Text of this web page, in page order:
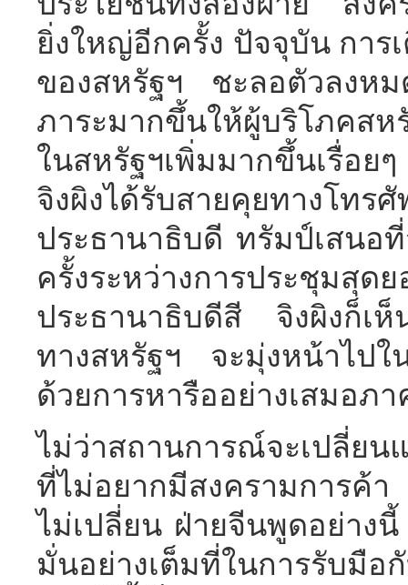
ยิ่งใหญ่อีกครั้ง ปัจจุบัน การ
ของสหรัฐฯ ชะลอตัวลงห
ภาระมากขึ้นให้ผู้บริโภคส
ในสหรัฐฯเพิ่มมากขึ้นเรื่อ
จิงผิงได้รับสายคุยทางโทร
ประธานาธิบดี ทรัมป์เสนอ
ครั้งระหว่างการประชุม
ประธานาธิบดีสี จิงผิงก็เ
ทางสหรัฐฯ จะมุ่งหน้าไปใ
ด้วยการหารืออย่างเสมอภา
ไม่ว่าสถานการณ์จะเปลี่ย
ที่ไม่อยากมีสงครามการค้
ไม่เปลี่ยน ฝ่ายจีนพูดอย่าง
มั่นอย่างเต็มที่ในการรับมือ